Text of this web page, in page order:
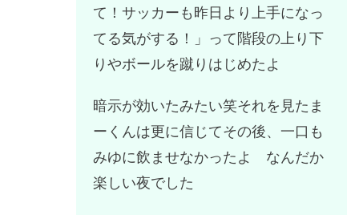
て！サッカーも昨日より上手になっ
てる気がする！」って階段の上り下
りやボールを蹴りはじめたよ
暗示が効いたみたい笑それを見たま
ーくんは更に信じてその後、一口も
みゆに飲ませなかったよ なんだか
楽しい夜でした